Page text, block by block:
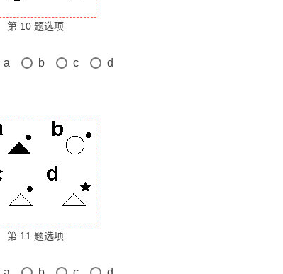
第 10 题选项
a b c d
第 11 题选项